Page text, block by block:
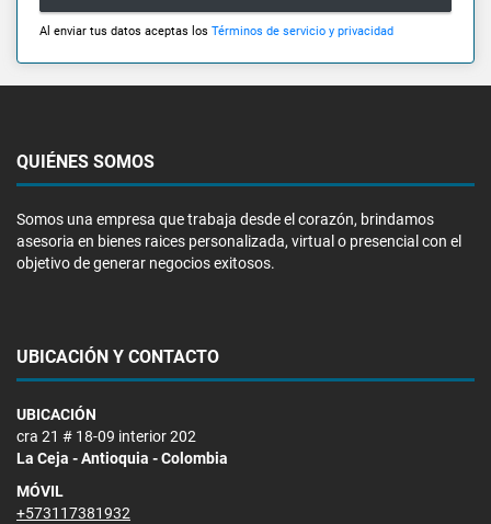
Al enviar tus datos aceptas los Términos de servicio y privacidad
QUIÉNES SOMOS
Somos una empresa que trabaja desde el corazón, brindamos
asesoria en bienes raices personalizada, virtual o presencial con el
objetivo de generar negocios exitosos.
UBICACIÓN Y CONTACTO
UBICACIÓN
cra 21 # 18-09 interior 202
La Ceja - Antioquia - Colombia
MÓVIL
+573117381932